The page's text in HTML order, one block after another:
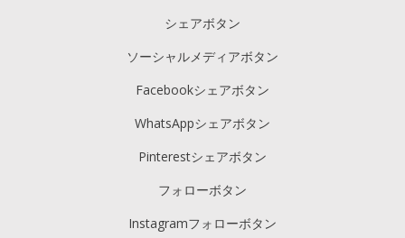
シェアボタン
ソーシャルメディアボタン
Facebookシェアボタン
WhatsAppシェアボタン
Pinterestシェアボタン
フォローボタン
Instagramフォローボタン